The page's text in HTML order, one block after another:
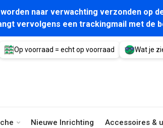
naar verwachting verzonden op
vervolgens een trackingmail met de
Op voorraad = echt op voorraad Wat je
Nieuwe Inrichting Accessoires &